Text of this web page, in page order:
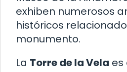
exhiben numerosos
históricos
monumento.
La Torre de la Vela es